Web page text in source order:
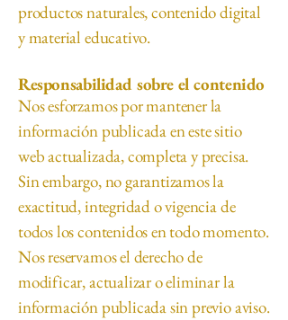
productos naturales, contenido digital
y material educativo.
Responsabilidad sobre el contenido
Nos esforzamos por mantener la
información publicada en este sitio
web actualizada, completa y precisa.
Sin embargo, no garantizamos la
exactitud, integridad o vigencia de
todos los contenidos en todo momento.
Nos reservamos el derecho de
modificar, actualizar o eliminar la
información publicada sin previo aviso.